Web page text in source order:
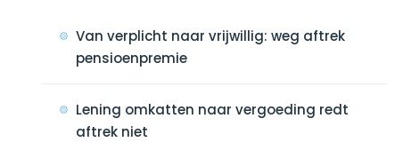
Van verplicht naar vrijwillig: weg aftrek
pensioenpremie
Lening omkatten naar vergoeding redt
aftrek niet